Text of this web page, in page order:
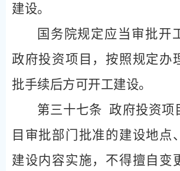
建设。
国务院规定应当审批开
政府投资项目，按照规定办
批手续后方可开工建设。
第三十七条 政府投资项
目审批部门批准的建设地点
建设内容实施，不得擅自变